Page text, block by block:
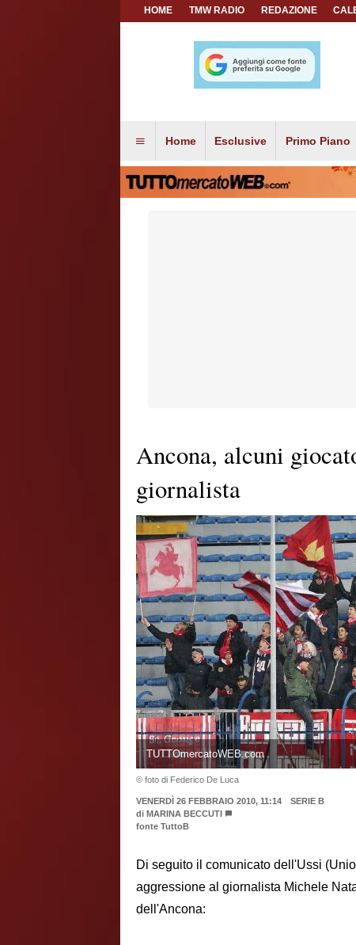
HOME TMW RADIO REDAZIONE
Home Esclusive Primo Piano
Ancona, alcuni
giornalista
TUTTOmercatoWEB.com
© foto di Federico De Luca
VENERDÌ 26 FEBBRAIO 2010, 11:14
SERIE B
di MARINA BECCUTI
fonte TuttoB
Di seguito il comunicato dell'Ussi
aggressione al giornalista Michele
dell'Ancona: